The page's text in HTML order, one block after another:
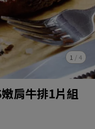
1 / 4
嫩肩牛排1片組